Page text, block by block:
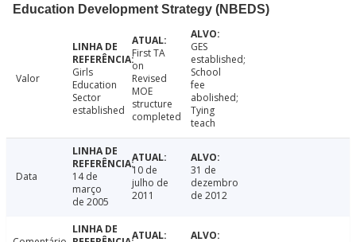
Education Development Strategy (NBEDS)
Valor
Girls
Education
Sector
established
First TA
on
Revised
MOE
structure
completed
GES
established;
School
fee
abolished;
Tying
teach
Data
14 de
março
de 2005
10 de
julho de
2011
31 de
dezembro
de 2012